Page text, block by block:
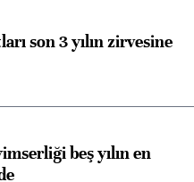
son 3 yılın zirvesine
beş yılın en